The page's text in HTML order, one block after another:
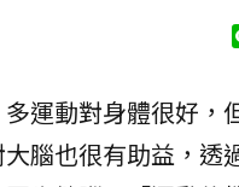
運動對身體很好，
腦也很有助益，透